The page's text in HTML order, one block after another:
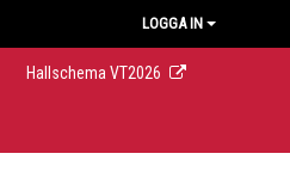
LOGGA IN
Hallschema VT2026